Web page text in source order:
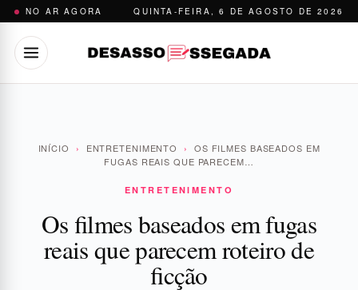
Pular
conteúdo
NO AR AGORA QUINTA-FEIRA, 6 DE AGOSTO DE 2026
INÍCIO › ENTRETENIMENTO ›
OS FILMES BASEADOS EM
FUGAS REAIS QUE PARECEM…
ENTRETENIMENTO
Os filmes baseados em fugas
reais que parecem roteiro de
ficção